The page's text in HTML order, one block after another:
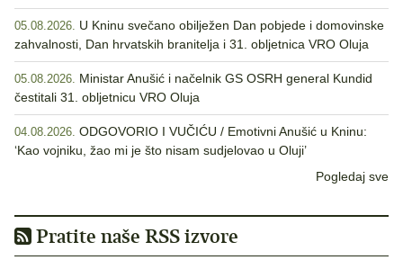
05.08.2026. U Kninu svečano obilježen Dan pobjede i domovinske
zahvalnosti, Dan hrvatskih branitelja i 31. obljetnica VRO Oluja
05.08.2026. Ministar Anušić i načelnik GS OSRH general Kundid
čestitali 31. obljetnicu VRO Oluja
04.08.2026. ODGOVORIO I VUČIĆU / Emotivni Anušić u Kninu:
‘Kao vojniku, žao mi je što nisam sudjelovao u Oluji’
Pogledaj sve
Pratite naše RSS izvore